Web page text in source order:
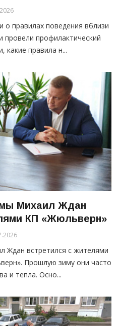
правилах поведения вблизи
провели профилактический
какие правила н...
Михаил Ждан
КП «Жюльверн»
Ждан встретился с жителями
Прошлую зиму они часто
и тепла. Осно...